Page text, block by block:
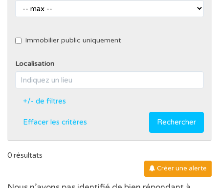
Immobilier public uniquement
Localisation
+/- de filtres
Effacer les critères Rechercher
0 résultats
Créer une alerte